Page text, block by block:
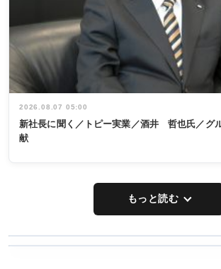
2026.08.07 05:00
新社長に聞く／トピー実業／酒井 哲也氏／グ
献
もっと読む